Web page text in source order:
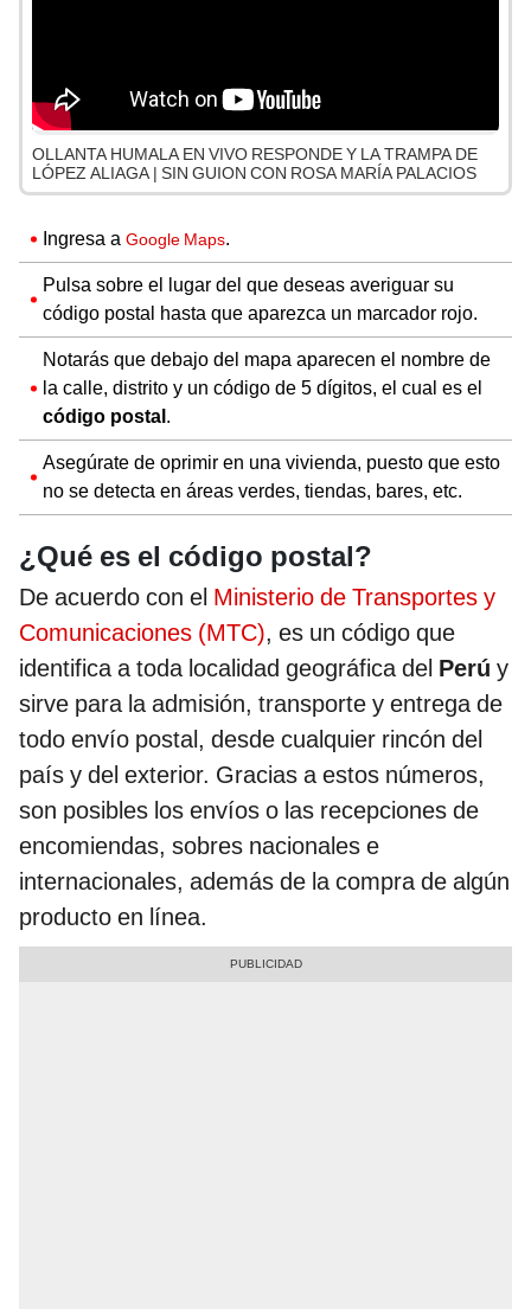
OLLANTA HUMALA EN VIVO RESPONDE Y LA TRAMPA DE
LÓPEZ ALIAGA | SIN GUION CON ROSA MARÍA PALACIOS
Ingresa a Google Maps.
Pulsa sobre el lugar del que deseas averiguar su
código postal hasta que aparezca un marcador rojo.
Notarás que debajo del mapa aparecen el nombre de
la calle, distrito y un código de 5 dígitos, el cual es el
código postal.
Asegúrate de oprimir en una vivienda, puesto que esto
no se detecta en áreas verdes, tiendas, bares, etc.
¿Qué es el código postal?
De acuerdo con el Ministerio de Transportes y
Comunicaciones (MTC), es un código que
identifica a toda localidad geográfica del Perú y
sirve para la admisión, transporte y entrega de
todo envío postal, desde cualquier rincón del
país y del exterior. Gracias a estos números,
son posibles los envíos o las recepciones de
encomiendas, sobres nacionales e
internacionales, además de la compra de algún
producto en línea.